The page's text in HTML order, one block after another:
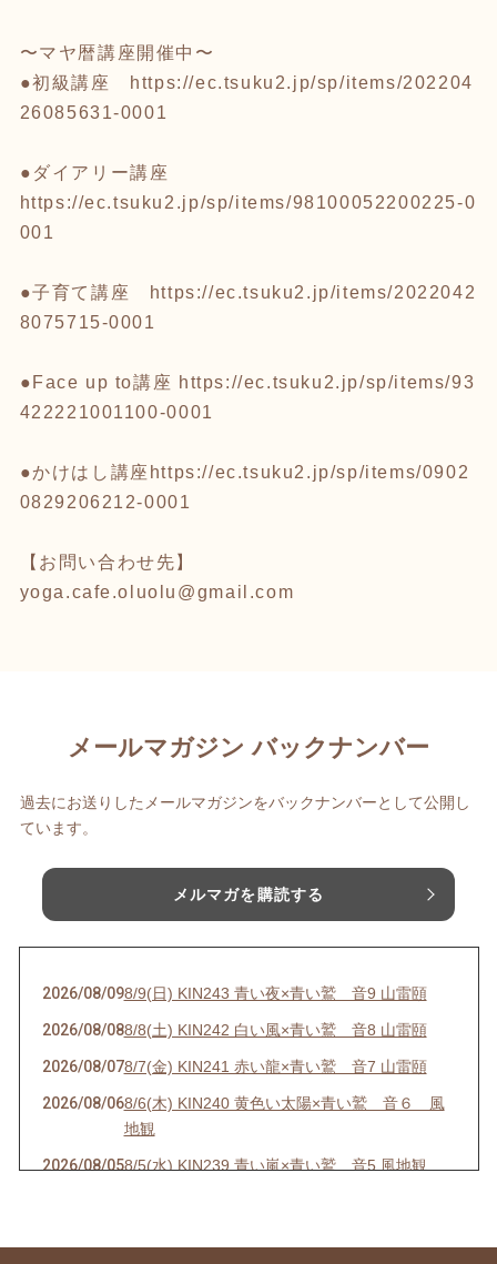
〜マヤ暦講座開催中〜
●初級講座
https://ec.tsuku2.jp/sp/items/202204
26085631-0001
●ダイアリー講座
https://ec.tsuku2.jp/sp/items/98100052200225-0
001
●子育て講座
https://ec.tsuku2.jp/items/2022042
8075715-0001
●Face up to講座 https://ec.tsuku2.jp/sp/items/93
422221001100-0001
●かけはし講座 https://ec.tsuku2.jp/sp/items/0902
0829206212-0001
【お問い合わせ先】
yoga.cafe.oluolu@gmail.com
メールマガジン バックナンバー
過去にお送りしたメールマガジンをバックナンバーとして公開し
ています。
メルマガを購読する
2026/08/098/9(日) KIN243 青い夜×青い鷲 音9 山雷頤
2026/08/088/8(土) KIN242 白い風×青い鷲 音8 山雷頤
2026/08/078/7(金) KIN241 赤い龍×青い鷲 音7 山雷頤
2026/08/068/6(木) KIN240 黄色い太陽×青い鷲 音６ 風
地観
2026/08/058/5(水) KIN239 青い嵐×青い鷲 音5 風地観